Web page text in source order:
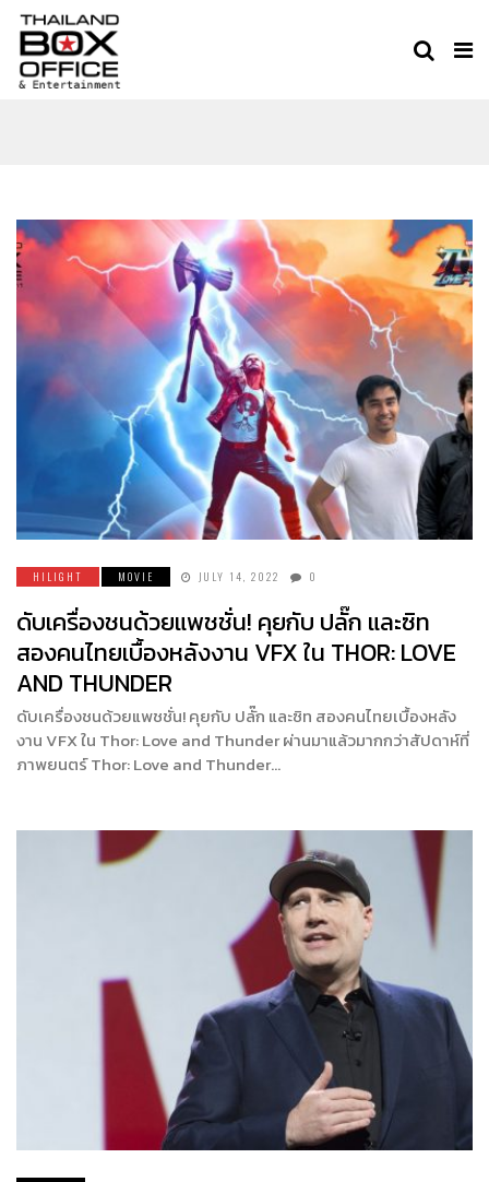
HILIGHT MOVIE JULY 14, 2022 0
ดับเครื่องชนด้วยแพชชั่น! คุยกับ ปลั๊ก และซิท
สองคนไทยเบื้องหลังงาน VFX ใน THOR: LOVE
AND THUNDER
ดับเครื่องชนด้วยแพชชั่น! คุยกับ ปลั๊ก และซิท สองคนไทยเบื้องหลัง
งาน VFX ใน Thor: Love and Thunder ผ่านมาแล้วมากกว่าสัปดาห์ที่
ภาพยนตร์ Thor: Love and Thunder…